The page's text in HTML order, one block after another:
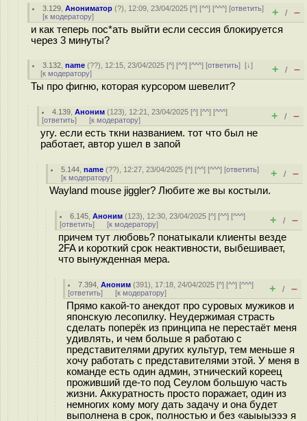
3.129 ,Анониматор (?), 12:09, 23/04/2025 [^] [^^] [^^^] [ответить]
[к модератору] + / –
и как теперь пос*ать выйти если сессия блокируется
через 3 минуты?
3.132 ,name (??), 12:15, 23/04/2025 [^] [^^] [^^^] [ответить][↓]
[к модератору] + / –
Ты про фигню, которая курсором шевелит?
4.139 ,Аноним (123), 12:21, 23/04/2025 [^] [^^] [^^^]
[ответить] [к модератору] + / –
угу. если есть ткни названием. тот что был не
работает, автор ушел в запой
5.144 ,name (??), 12:27, 23/04/2025 [^] [^^] [^^^] [ответить]
[к модератору] + / –
Wayland mouse jiggler? Любите же вы костыли.
6.145 ,Аноним (123), 12:30, 23/04/2025 [^] [^^] [^^^]
[ответить] [к модератору] + / –
причем тут любовь? понатыкали клиенты везде
2FA и короткий срок неактивности, выбешивает,
что вынужденная мера.
7.394 ,Аноним (391), 17:18, 24/04/2025 [^] [^^] [^^^]
[ответить] [к модератору] + / –
Прямо какой-то анекдот про суровых мужиков и
японскую лесопилку. Неудержимая страсть
сделать поперёк из принципа не перестаёт меня
удивлять, и чем больше я работаю с
представителями других культур, тем меньше я
хочу работать с представителями этой. У меня в
команде есть один админ, этнический кореец
проживший где-то под Сеулом большую часть
жизни. Аккуратность просто поражает, один из
немногих кому могу дать задачу и она будет
выполнена в срок, полностью и без «аыыыэээ я